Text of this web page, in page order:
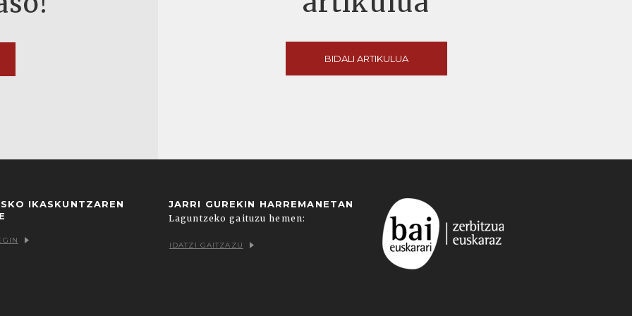
BIDALI ARTIKULUA
IKASKUNTZAREN
JARRI GUREKIN HARREMANETAN
Laguntzeko gaituzu hemen:
IDATZI GAITZAZU